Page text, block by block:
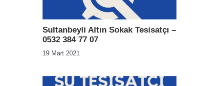
Sultanbeyli Altın Sokak Tesisatçı –
0532 384 77 07
19 Mart 2021